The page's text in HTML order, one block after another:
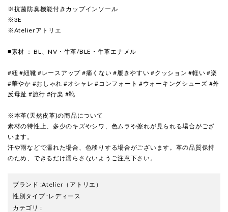
※抗菌防臭機能付きカップインソール
※3E
※Atelierアトリエ
■素材 ： BL、NV・牛革/BLE・牛革エナメル
#紐 #紐靴 #レースアップ #痛くない #履きやすい #クッション #軽い #楽
#華やか #おしゃれ #オシャレ #コンフォート #ウォーキングシューズ #外
反母趾 #旅行 #行楽 #靴
※本革(天然皮革)の商品について
素材の特性上、多少のキズやシワ、色ムラや擦れが見られる場合がござ
います。
汗や雨などで濡れた場合、色移りする場合がございます。革の品質保持
のため、できるだけ濡らさないようご注意下さい。
ブランド :Atelier （アトリエ）
性別タイプ:レディース
カテゴリ :